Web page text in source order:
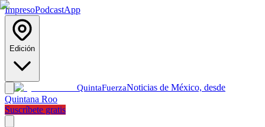
ImpresoPodcastApp
Edición
QuintaFuerzaNoticias de México, desde
Quintana Roo
Suscríbete gratis